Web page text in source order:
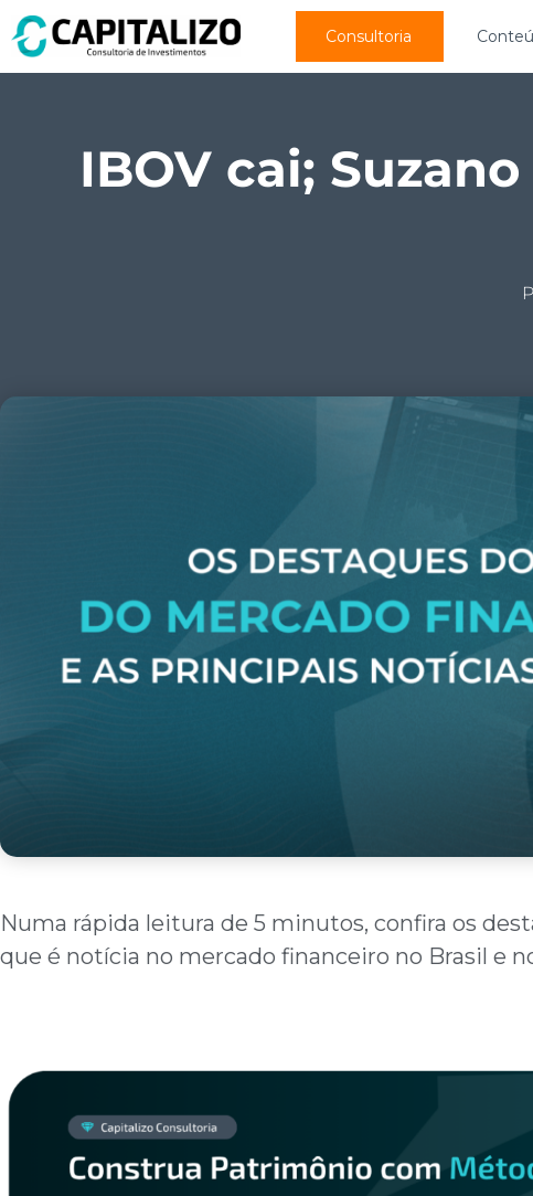
Consultoria
IBOV cai;
Numa rápida leitura de 5 minutos, confira os
que é notícia no mercado financeiro no Brasil e